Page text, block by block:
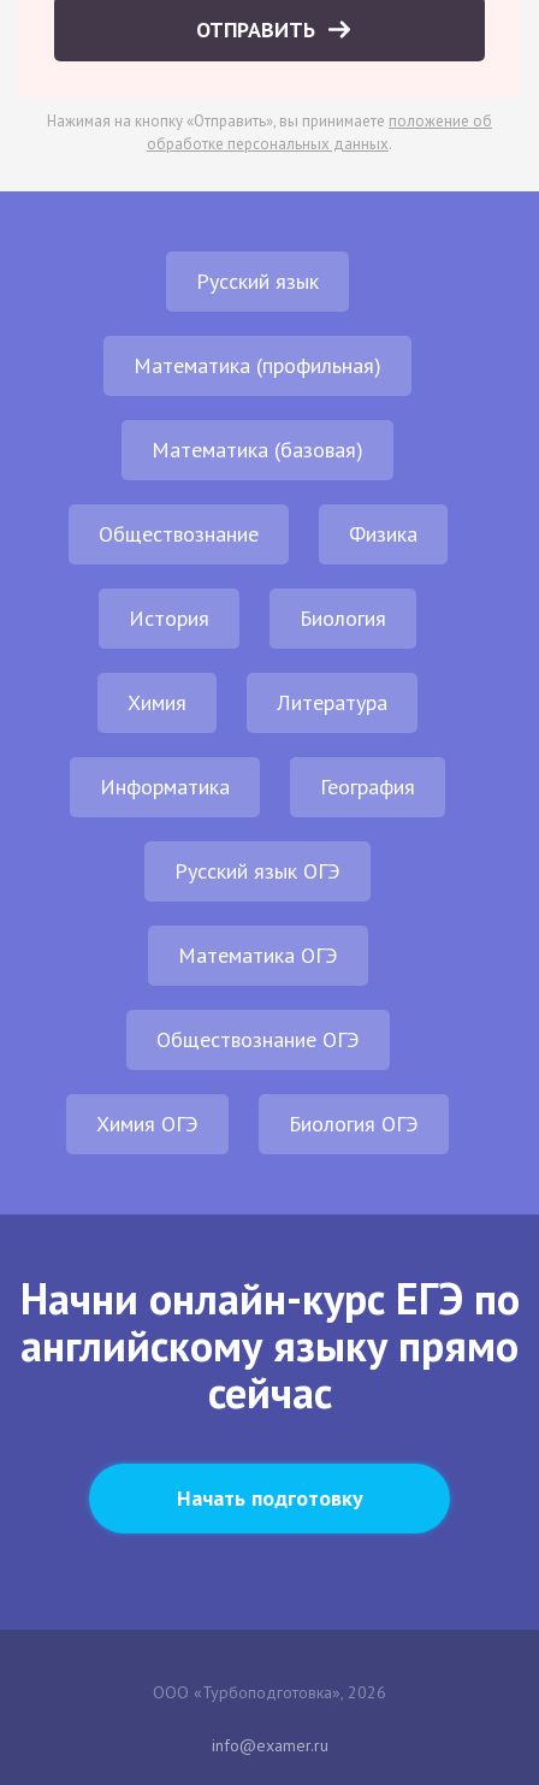
ОТПРАВИТЬ
Нажимая на кнопку «Отправить», вы принимаете положение об
обработке персональных данных.
Русский язык
Математика (профильная)
Математика (базовая)
Обществознание Физика
История Биология
Химия Литература
Информатика География
Русский язык ОГЭ
Математика ОГЭ
Обществознание ОГЭ
Химия ОГЭ Биология ОГЭ
Начни онлайн-курс ЕГЭ по
английскому языку прямо
сейчас
Начать подготовку
ООО «Турбоподготовка», 2026